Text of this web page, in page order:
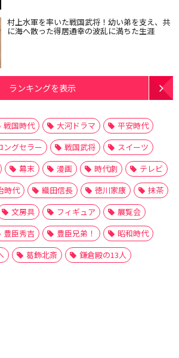
村上水軍を率いた戦国武将！幼い弟を支え、共
に海へ散った得居通幸の波乱に満ちた生涯
ランキングを表示
戦国時代 大河ドラマ
平安時代
ングセラー 戦国武将
スイーツ
幕末 漫画 時代劇
テレビ
時代 織田信長 徳川家康
抹茶
文房具 フィギュア
展覧会
豊臣秀吉 豊臣兄弟！
昭和時代
葛飾北斎 鎌倉殿の13人